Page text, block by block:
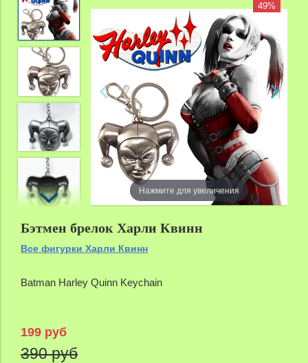
49%
Нажмите для увеличения
Бэтмен брелок Харли Квинн
Все фигурки Харли Квинн
Batman Harley Quinn Keychain
199 руб
390 руб